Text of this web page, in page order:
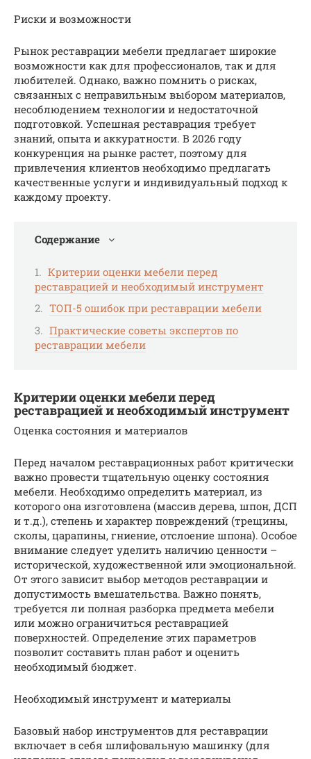
Риски и возможности
Рынок реставрации мебели предлагает широкие
возможности как для профессионалов, так и для
любителей. Однако, важно помнить о рисках,
связанных с неправильным выбором материалов,
несоблюдением технологии и недостаточной
подготовкой. Успешная реставрация требует
знаний, опыта и аккуратности. В 2026 году
конкуренция на рынке растет, поэтому для
привлечения клиентов необходимо предлагать
качественные услуги и индивидуальный подход к
каждому проекту.
Содержание
Критерии оценки мебели перед
реставрацией и необходимый инструмент
ТОП-5 ошибок при реставрации мебели
Практические советы экспертов по
реставрации мебели
Критерии оценки мебели перед
реставрацией и необходимый инструмент
Оценка состояния и материалов
Перед началом реставрационных работ критически
важно провести тщательную оценку состояния
мебели. Необходимо определить материал, из
которого она изготовлена (массив дерева, шпон, ДСП
и т.д.), степень и характер повреждений (трещины,
сколы, царапины, гниение, отслоение шпона). Особое
внимание следует уделить наличию ценности –
исторической, художественной или эмоциональной.
От этого зависит выбор методов реставрации и
допустимость вмешательства. Важно понять,
требуется ли полная разборка предмета мебели
или можно ограничиться реставрацией
поверхностей. Определение этих параметров
позволит составить план работ и оценить
необходимый бюджет.
Необходимый инструмент и материалы
Базовый набор инструментов для реставрации
включает в себя шлифовальную машинку (для